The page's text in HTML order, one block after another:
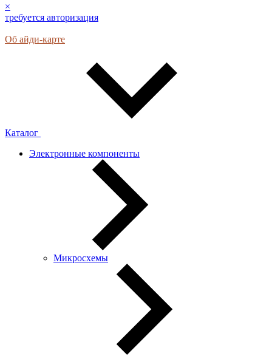
×
требуется авторизация
Об айди-карте
Каталог
Электронные компоненты
Микросхемы